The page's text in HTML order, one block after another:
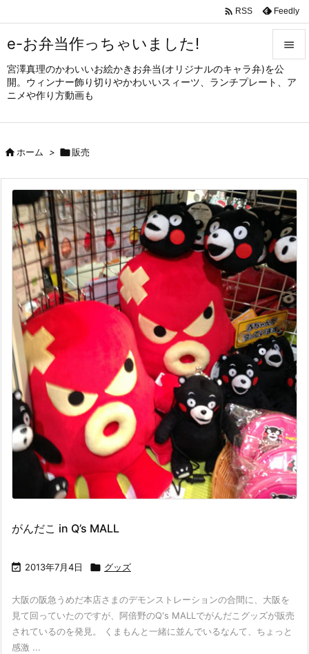
e-お弁当作っちゃいました!
宮澤真理のかわいいお絵かきお弁当(オリジナルのキャラ弁)を公
開。ウィンナー飾り切りやかわいいスィーツ、ランチプレート、ア
ニメや作り方動画も


メニュ
サイド

次へ

検索
 RSS Feedly
ホーム > 販売
がんだこ in Q’s MALL
 2013年7月4日  グッズ
大阪の阪急うめだ本店さまのデモンストレーションの合間に、大阪を
見て回っていたのですが、阿倍野のQ's MALLでがんだこグッズが販売
されているのを発見。 くまもんと一緒に並んでいるなんて、ちょっと
感激 ...